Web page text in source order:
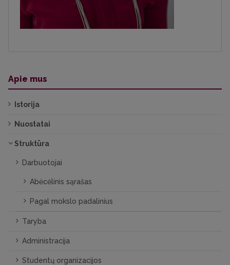
Apie mus
Istorija
Nuostatai
Struktūra
Darbuotojai
Abėcėlinis sąrašas
Pagal mokslo padalinius
Taryba
Administracija
Studentų organizacijos